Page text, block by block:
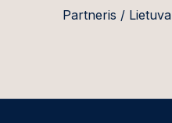
Partneris / Lietuva